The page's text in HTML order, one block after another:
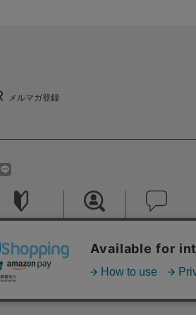
メルマガ登録
利用ガイド 採用情報 お問い合せ
情報保護方針
CO.,LTD.ALL RIGHTS RESERVED.